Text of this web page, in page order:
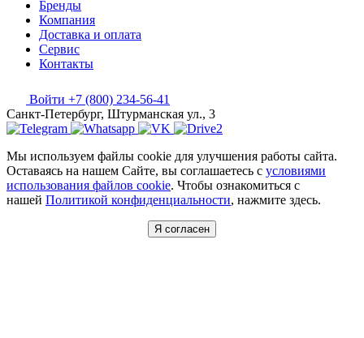
Бренды
Компания
Доставка и оплата
Сервис
Контакты
Войти +7 (800) 234-56-41
Санкт-Петербург, Штурманская ул., 3
Мы используем файлы cookie для улучшения работы сайта.
Оставаясь на нашем Сайте, вы соглашаетесь с условиями
использования файлов cookie. Чтобы ознакомиться с
нашей Политикой конфиденциальности, нажмите здесь.
Я согласен